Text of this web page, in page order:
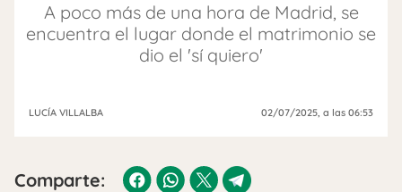
A poco más de una hora de Madrid, se
encuentra el lugar donde el matrimonio se
dio el 'sí quiero'
LUCÍA VILLALBA 02/07/2025, a las 06:53
Comparte: